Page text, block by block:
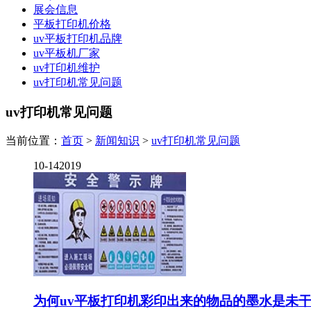
展会信息
平板打印机价格
uv平板打印机品牌
uv平板机厂家
uv打印机维护
uv打印机常见问题
uv打印机常见问题
当前位置： 首页 > 新闻知识 > uv打印机常见问题
10-142019
为何uv平板打印机彩印出来的物品的墨水是未